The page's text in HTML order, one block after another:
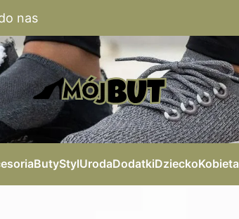
nas
ButyStylUrodaDodatkiDzieckoKobieta